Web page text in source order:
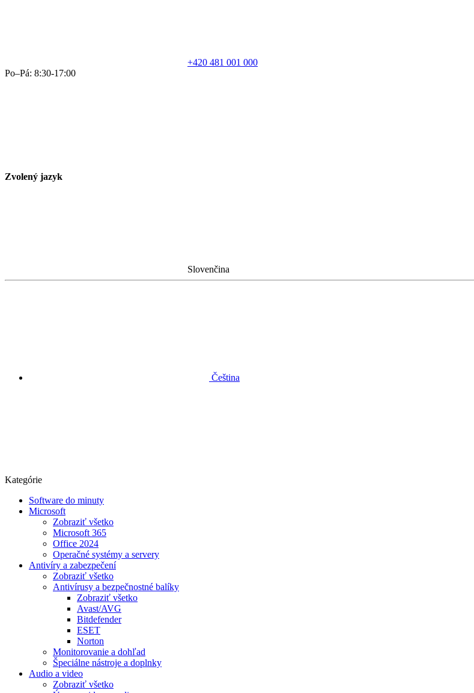
+420 481 001 000
Po–Pá: 8:30-17:00
Zvolený jazyk
Slovenčina
Čeština
Kategórie
Software do minuty
Microsoft
Zobraziť všetko
Microsoft 365
Office 2024
Operačné systémy a servery
Antivíry a zabezpečení
Zobraziť všetko
Antivírusy a bezpečnostné balíky
Zobraziť všetko
Avast/AVG
Bitdefender
ESET
Norton
Monitorovanie a dohľad
Špeciálne nástroje a doplnky
Audio a video
Zobraziť všetko